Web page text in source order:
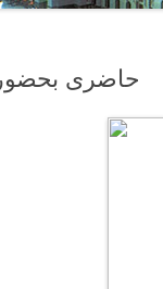
حاضرى